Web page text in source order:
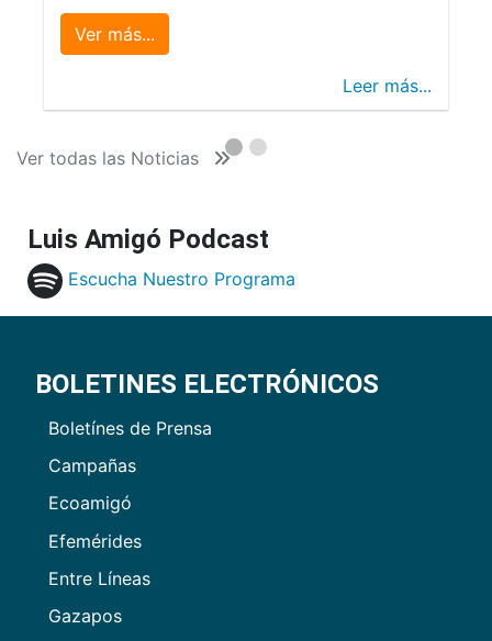
Ver más...
Leer más...
Ver todas las Noticias
Luis Amigó Podcast
Escucha Nuestro Programa
BOLETINES ELECTRÓNICOS
Boletínes de Prensa
Campañas
Ecoamigó
Efemérides
Entre Líneas
Gazapos